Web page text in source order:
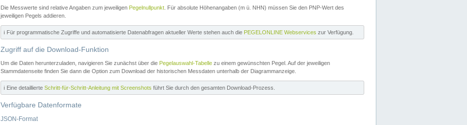
Die Messwerte sind relative Angaben zum jeweiligen Pegelnullpunkt . Für absolute Höhenangaben (m ü. NHN) müssen Sie den PNP-Wert des
jeweiligen Pegels addieren.
ℹ️ Für programmatische Zugriffe und automatisierte Datenabfragen aktueller Werte stehen auch die PEGELONLINE Webservices zur Verfügung.
Zugriff auf die Download-Funktion
Um die Daten herunterzuladen, navigieren Sie zunächst über die Pegelauswahl-Tabelle zu einem gewünschten Pegel. Auf der jeweiligen
Stammdatenseite finden Sie dann die Option zum Download der historischen Messdaten unterhalb der Diagrammanzeige.
ℹ️ Eine detaillierte Schritt-für-Schritt-Anleitung mit Screenshots führt Sie durch den gesamten Download-Prozess.
Verfügbare Datenformate
JSON-Format